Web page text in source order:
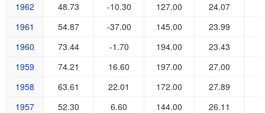
1962 48.73 -10.30 127.00 24.07
1961
54.87 -37.00 145.00 23.99
1960
73.44 -1.70 194.00 23.43
1959
74.21 16.60 197.00 27.00
1958
63.61 22.01 172.00 27.89
1957
52.30 6.60 144.00 26.11